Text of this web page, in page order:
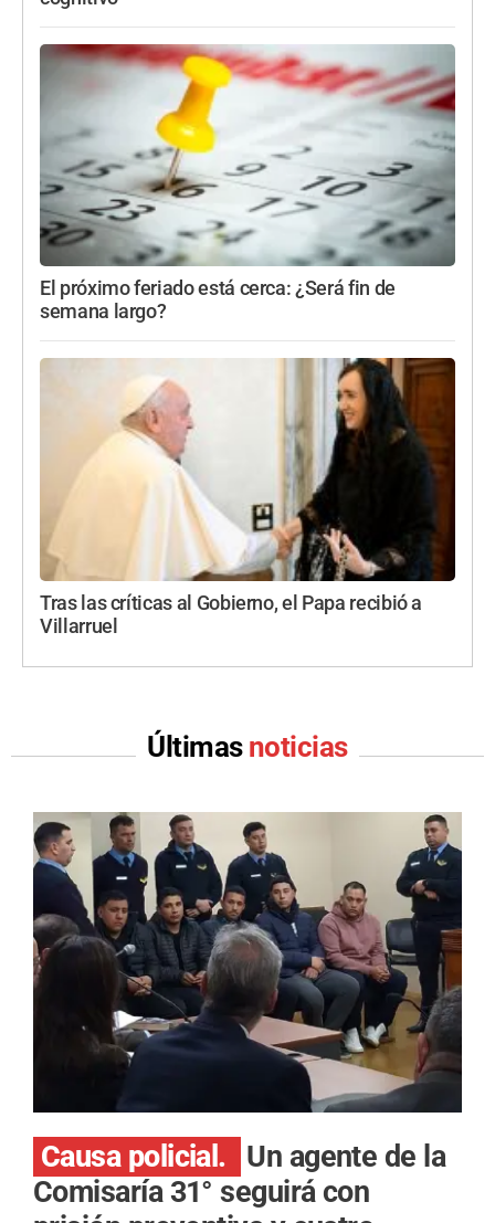
El próximo feriado está cerca: ¿Será fin de
semana largo?
Tras las críticas al Gobierno, el Papa recibió a
Villarruel
Últimas noticias
Causa policial.
Un agente de la
Comisaría 31° seguirá con